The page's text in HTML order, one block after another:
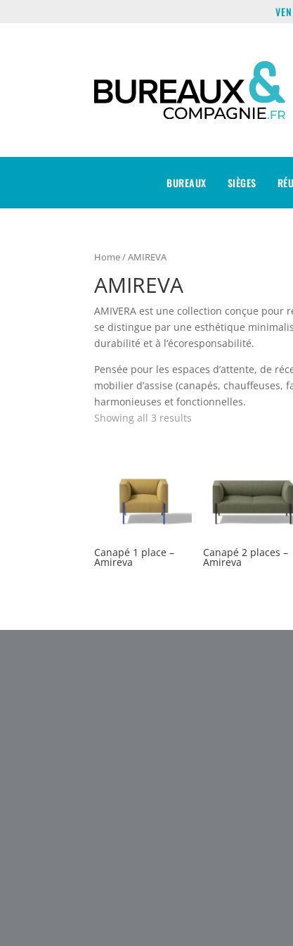
BUREAUX SIÈGES
Home/ AMIREVA
AMIREVA
AMIVERA est une collection conçue
se distingue par une esthétique
durabilité et à l’écoresponsabilité.
Pensée pour les espaces d’attente, de
mobilier d’assise (canapés, chauffeuses,
harmonieuses et fonctionnelles.
Showing all 3 results
Canapé 1 place –
Amireva
Canapé 2 places –
Amireva